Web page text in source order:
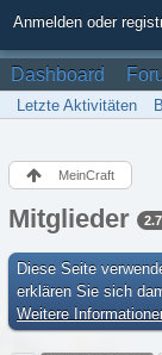
Anmelden oder
Dashboard
Letzte Aktivitäten
MeinCraft
Mitglieder
Diese Seite
erklären Sie sich
Weitere